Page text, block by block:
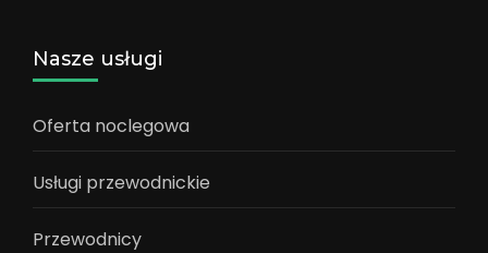
Nasze usługi
Oferta noclegowa
Usługi przewodnickie
Przewodnicy